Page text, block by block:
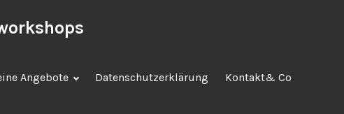
Angebote Datenschutzerklärung Kontakt& Co